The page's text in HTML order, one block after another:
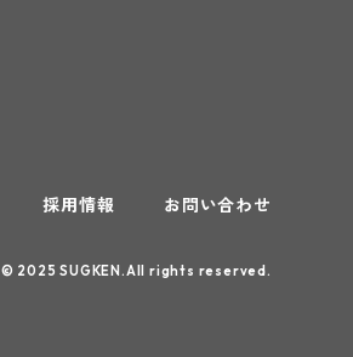
採用情報 お問い合わせ
© 2025 SUGKEN.All rights reserved.